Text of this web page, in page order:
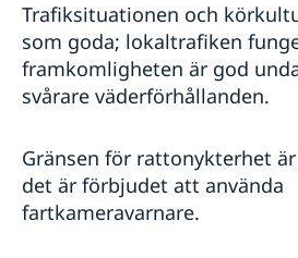
Trafiksituationen och
som goda; lokaltrafiken
framkomligheten är god
svårare väderförhållanden.
Gränsen för rattonykterhet
det är förbjudet att använda
fartkameravarnare.